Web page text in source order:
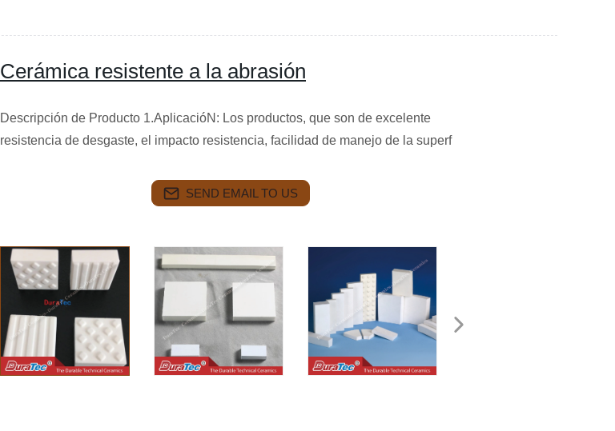
Cerámica resistente a la abrasión
Descripción de Producto 1.AplicacióN: Los productos, que son de excelente
resistencia de desgaste, el impacto resistencia, facilidad de manejo de la superf
SEND EMAIL TO US